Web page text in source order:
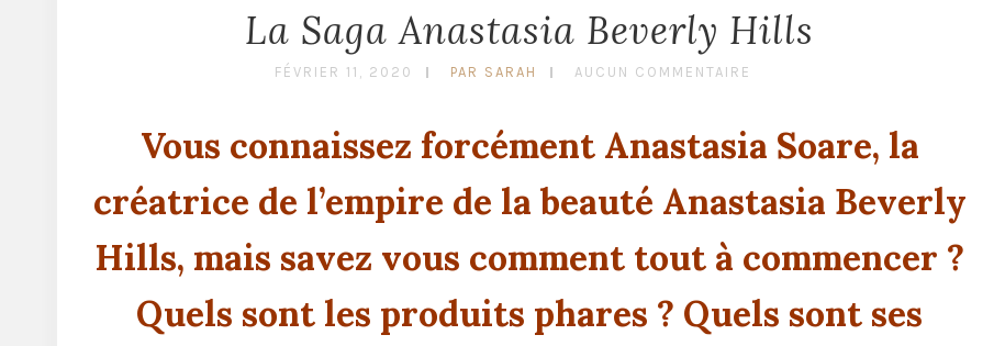
La Saga Anastasia Beverly Hills
FÉVRIER 11, 2020 PAR SARAH AUCUN COMMENTAIRE
Vous connaissez forcément Anastasia Soare, la
créatrice de l’empire de la beauté Anastasia Beverly
Hills, mais savez vous comment tout à commencer ?
Quels sont les produits phares ? Quels sont ses